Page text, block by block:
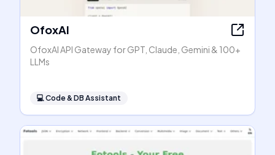
OfoxAI
OfoxAI API Gateway for GPT, Claude, Gemini & 100+
LLMs
💻Code & DB Assistant